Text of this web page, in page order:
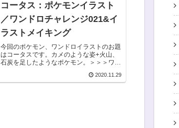
コータス：ポケモンイラスト
／ワンドロチャレンジ021&イ
ラストメイキング
今回のポケモン、ワンドロイラストのお題
はコータスです。カメのような姿+火山、
石炭を足したようなポケモン。＞＞＞ワン
ちら＞＞＞初登場は、ルビー＆サファイ
2020.11.29